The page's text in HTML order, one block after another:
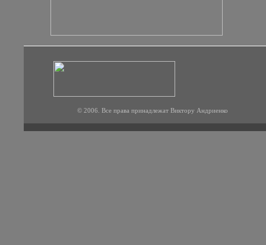
© 2006. Все права принадлежат Виктору Андриенко